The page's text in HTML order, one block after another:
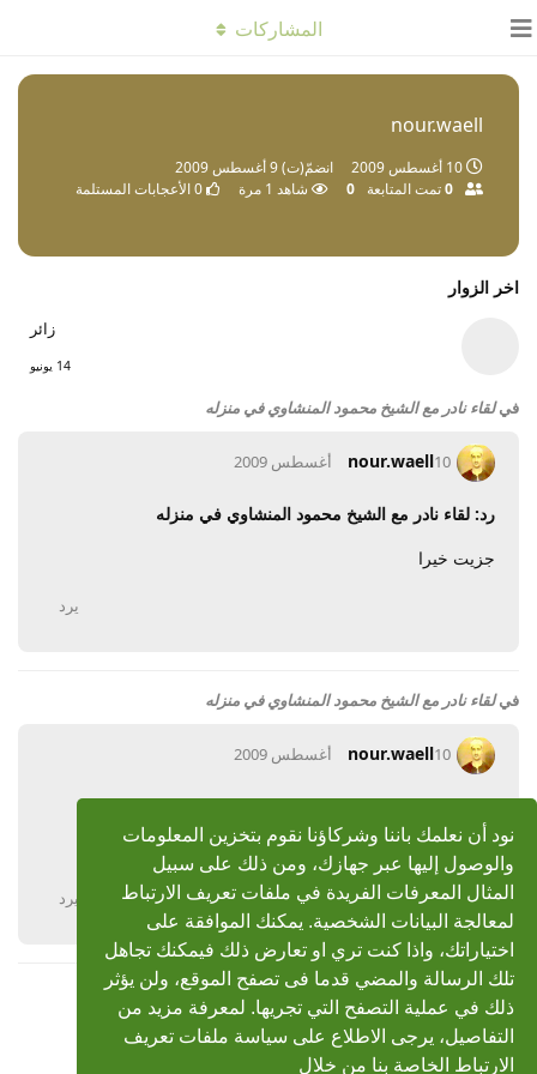
نود أن نعلمك باننا وشركاؤنا نقوم بتخزين المعلومات
والوصول إليها عبر جهازك، ومن ذلك على سبيل
المثال المعرفات الفريدة في ملفات تعريف الارتباط
لمعالجة البيانات الشخصية. يمكنك الموافقة على
اختياراتك، واذا كنت تري او تعارض ذلك فيمكنك تجاهل
تلك الرسالة والمضي قدما فى تصفح الموقع، ولن يؤثر
ذلك في عملية التصفح التي تجريها. لمعرفة مزيد من
التفاصيل، يرجى الاطلاع على سياسة ملفات تعريف
الارتباط الخاصة بنا من خلال
nour.waell
10 أغسطس 2009 انضمّ(ت)9 أغسطس 2009
0تمت المتابعة 0 شاهد 1 مرة 0الأعجابات المستلمة
المشاركات
اخر الزوار
زائر
14 يونيو
فيلقاء نادر مع الشيخ محمود المنشاوي في منزله
nour.waell10 أغسطس 2009
رد: لقاء نادر مع الشيخ محمود المنشاوي في منزله
جزيت خيرا
يرد
فيلقاء نادر مع الشيخ محمود المنشاوي في منزله
nour.waell10 أغسطس 2009
رد: لقاء نادر مع الشيخ محمود المنشاوي في منزله
جزاكم الله خيراعلى الاعمال الجميله الى بتقدموها
يرد